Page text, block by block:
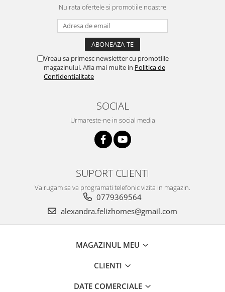
Nu rata ofertele si promotiile noastre
Vreau sa primesc newsletter cu promotiile
magazinului. Afla mai multe in Politica de
Confidentialitate
SOCIAL
Urmareste-ne in social media
SUPORT CLIENTI
Va rugam sa va programati telefonic vizita in magazin.
0779369564
alexandra.felizhomes@gmail.com
MAGAZINUL MEU
CLIENTI
DATE COMERCIALE